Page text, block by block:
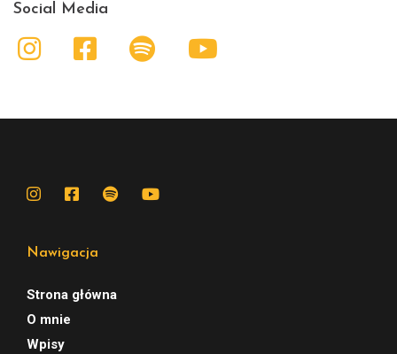
Social Media
Nawigacja
Strona główna
O mnie
Wpisy